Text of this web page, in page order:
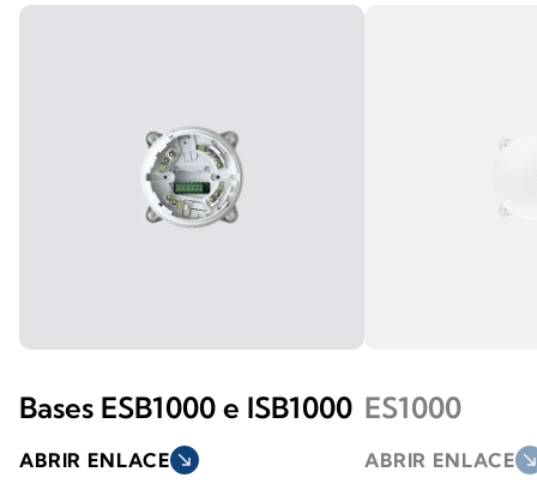
Bases ESB1000 e ISB1000
ABRIR ENLACE south_east
ES1000
ABRIR ENLACE